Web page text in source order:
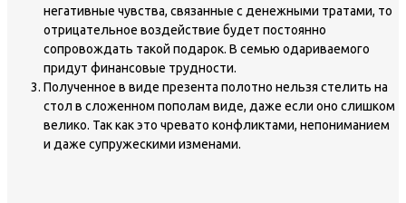
негативные чувства, связанные с денежными тратами, то
отрицательное воздействие будет постоянно
сопровождать такой подарок. В семью одариваемого
придут финансовые трудности.
Полученное в виде презента полотно нельзя стелить на
стол в сложенном пополам виде, даже если оно слишком
велико. Так как это чревато конфликтами, непониманием
и даже супружескими изменами.